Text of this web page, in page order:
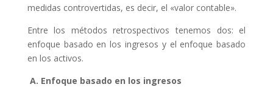
medidas controvertidas, es decir, el «valor contable».
Entre los métodos retrospectivos tenemos dos: el
enfoque basado en los ingresos y el enfoque basado
en los activos.
A. Enfoque basado en los ingresos